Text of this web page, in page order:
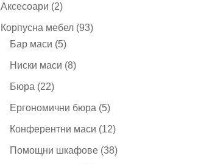
Аксесоари 22
продукта
Корпусна мебел 9393
Бар маси 55
продукта
Ниски маси 88
Бюра 2222
продукта
Ергономични бюра 55
продукта
Конферентни маси 1212
продукта
Помощни шкафове 3838